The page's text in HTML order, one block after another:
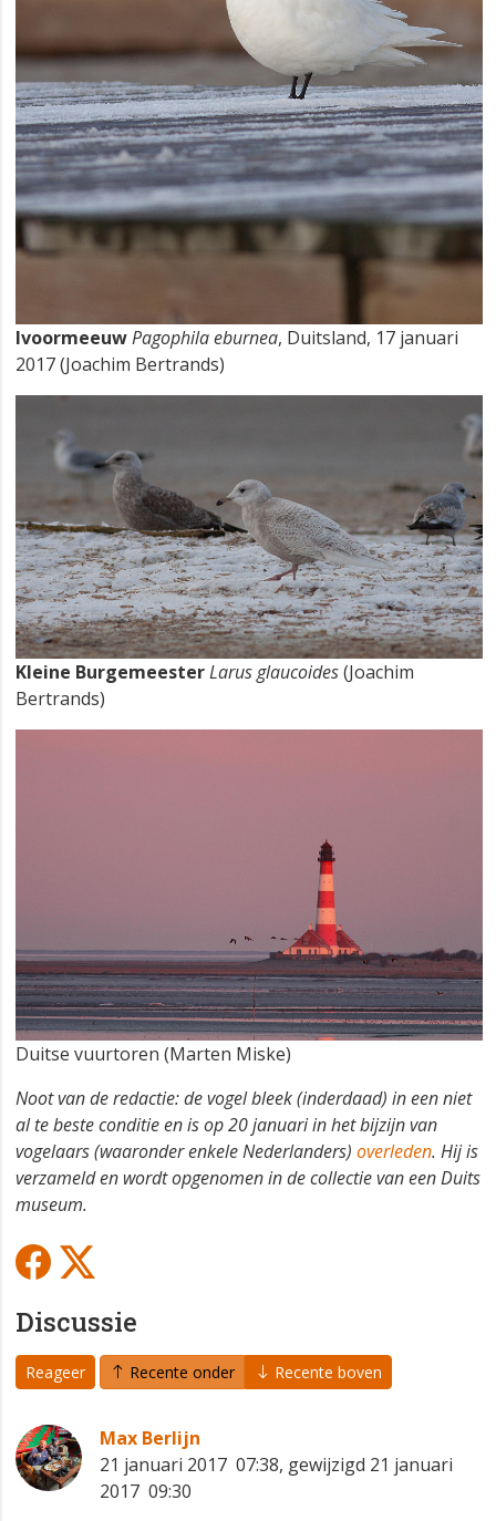
IvoormeeuwPagophila eburnea, Duitsland, 17 januari
2017 (Joachim Bertrands)
Kleine BurgemeesterLarus glaucoides(Joachim
Bertrands)
Duitse vuurtoren (Marten Miske)
Noot van de redactie: de vogel bleek (inderdaad) in een niet
al te beste conditie en is op 20 januari in het bijzijn van
vogelaars (waaronder enkele Nederlanders) overleden. Hij is
verzameld en wordt opgenomen in de collectie van een Duits
museum.
Discussie
Reageer Recente onder Recente boven
Max Berlijn
21 januari 2017 07:38, gewijzigd 21 januari
2017 09:30